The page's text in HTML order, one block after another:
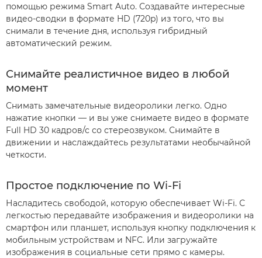
помощью режима Smart Auto. Создавайте интересные
видео-сводки в формате HD (720p) из того, что вы
снимали в течение дня, используя гибридный
автоматический режим.
Снимайте реалистичное видео в любой
момент
Снимать замечательные видеоролики легко. Одно
нажатие кнопки — и вы уже снимаете видео в формате
Full HD 30 кадров/с со стереозвуком. Снимайте в
движении и наслаждайтесь результатами необычайной
четкости.
Простое подключение по Wi-Fi
Насладитесь свободой, которую обеспечивает Wi-Fi. С
легкостью передавайте изображения и видеоролики на
смартфон или планшет, используя кнопку подключения к
мобильным устройствам и NFC. Или загружайте
изображения в социальные сети прямо с камеры.